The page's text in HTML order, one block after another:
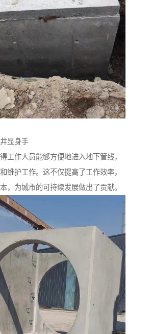
显身手
工作人员能够方便地进入地下管线，
维护工作。这不仅提高了工作效率，
，为城市的可持续发展做出了贡献。